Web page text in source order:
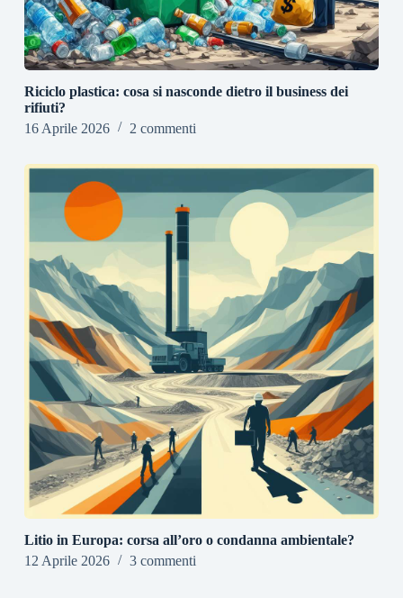
Riciclo plastica: cosa si nasconde dietro il business dei
rifiuti?
16 Aprile 2026
2 commenti
Litio in Europa: corsa all’oro o condanna ambientale?
12 Aprile 2026
3 commenti